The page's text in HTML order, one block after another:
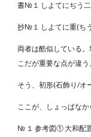
書№１ しよてにぢう二
抄№１ しよてに重(ち
両者は酷似している
こだが重要な点が違う
そう、初形(石飾り/オ
ここが、しょっぱなか
№ １ 参考図① 大和配